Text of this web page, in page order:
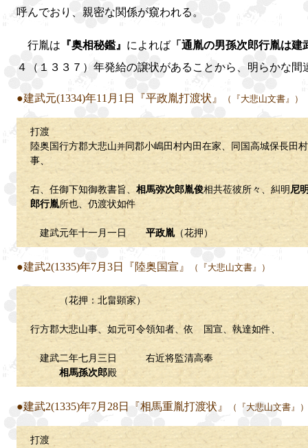
呼んでおり、親密な関係が窺われる。
行胤は 『奥相秘鑑』 によれば 「通胤の男孫次郎行胤は
４（１３３７）年発給の譲状があることから、明らかな間
●建武元(1334)年11月1日『平政胤打渡状』 （『大悲山文書』）
打渡
陸奥国行方郡大悲山并同郡小嶋田村内田在家、同国高城保長田
事、
右、任御下知御教書旨、 相馬弥次郎胤俊相共莅彼所々、糾明 尼
郎行胤所也、仍渡状如件
建武元年十一月一日 平政胤（花押）
●建武2(1335)年7月3日『陸奥国宣』 （『大悲山文書』）
（花押：北畠顕家）
行方郡大悲山事、如元可令領知者、依 国宣、執達如件、
建武二年七月三日 右近将監清高奉
相馬孫次郎殿
●建武2(1335)年7月28日『相馬重胤打渡状』 （『大悲山文書』）
打渡